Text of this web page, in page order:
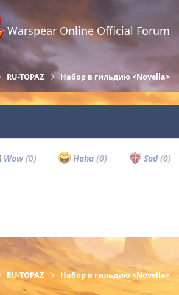
Warspear Online Official Forum
RU-TOPAZ Набор в гильдию <Novella>
Wow(0) Haha (0) Sad(0)
RU-TOPAZ Набор в гильдию <Novella>